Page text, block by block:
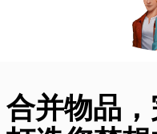
合并物品，